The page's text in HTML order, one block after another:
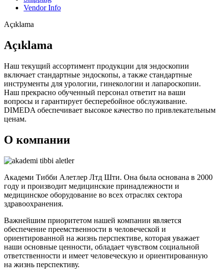
Vendor Info
Açıklama
Açıklama
Наш текущий ассортимент продукции для эндоскопии
включает стандартные эндоскопы, а также стандартные
инструменты для урологии, гинекологии и лапароскопии.
Наш прекрасно обученный персонал ответит на ваши
вопросы и гарантирует бесперебойное обслуживание.
DIMEDA обеспечивает высокое качество по привлекательным
ценам.
О компании
Академи Тибби Алетлер Лтд Шти. Она была основана в 2000
году и производит медицинские принадлежности и
медицинское оборудование во всех отраслях сектора
здравоохранения.
Важнейшим приоритетом нашей компании является
обеспечение преемственности в человеческой и
ориентированной на жизнь перспективе, которая уважает
наши основные ценности, обладает чувством социальной
ответственности и имеет человеческую и ориентированную
на жизнь перспективу.